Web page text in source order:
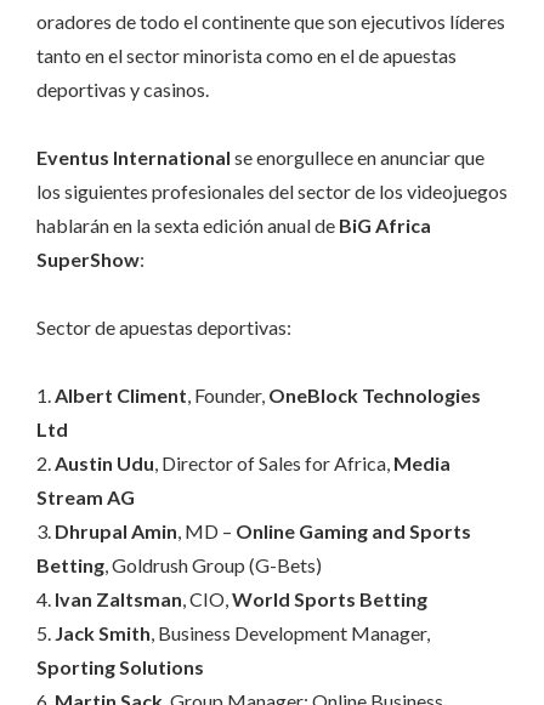
oradores de todo el continente que son ejecutivos líderes
tanto en el sector minorista como en el de apuestas
deportivas y casinos.
Eventus International se enorgullece en anunciar que
los siguientes profesionales del sector de los videojuegos
hablarán en la sexta edición anual de BiG Africa
SuperShow:
Sector de apuestas deportivas:
1. Albert Climent , Founder, OneBlock Technologies
Ltd
2. Austin Udu , Director of Sales for Africa, Media
Stream AG
3. Dhrupal Amin , MD – Online Gaming and Sports
Betting , Goldrush Group (G-Bets)
4. Ivan Zaltsman , CIO, World Sports Betting
5. Jack Smith , Business Development Manager,
Sporting Solutions